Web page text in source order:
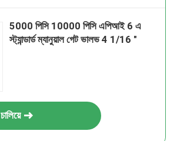
5000 পিসি 10000 পিসি এপিআই 6 এ
স্ট্যান্ডার্ড ম্যানুয়াল গেট ভালভ 4 1/16 "
চালিয়ে